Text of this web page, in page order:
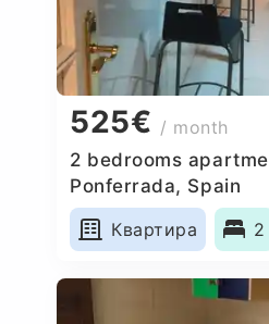
525€ / month
2 bedrooms
Ponferrada, Spain
Квартира
2